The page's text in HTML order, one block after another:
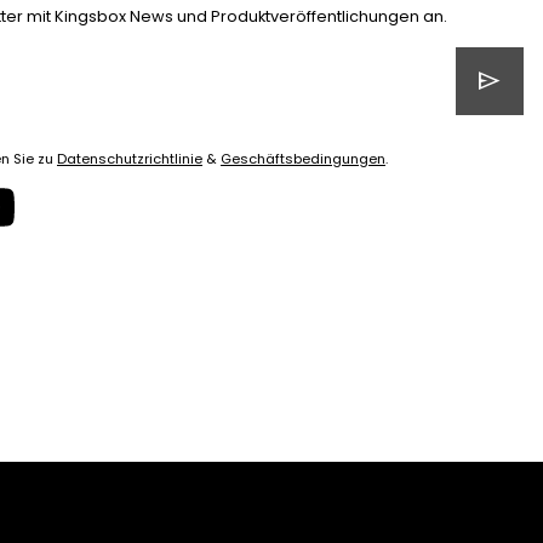
mit Kingsbox News und Produktveröffentlichungen an.
send
Sie zu Datenschutzrichtlinie & Geschäftsbedingungen.